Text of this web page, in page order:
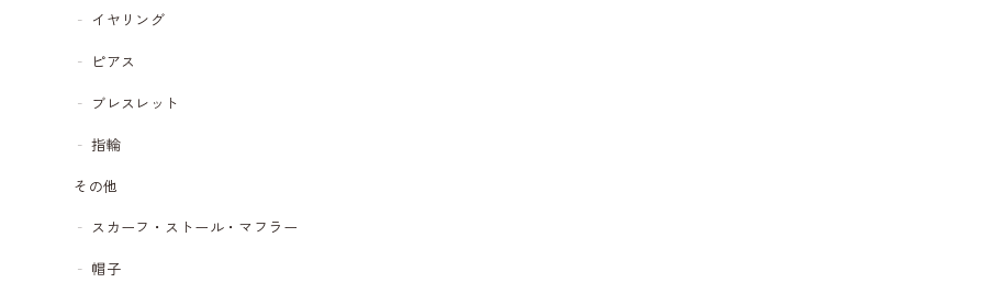
イヤリング
ピアス
ブレスレット
指輪
その他
スカーフ・ストール・マフラー
帽子